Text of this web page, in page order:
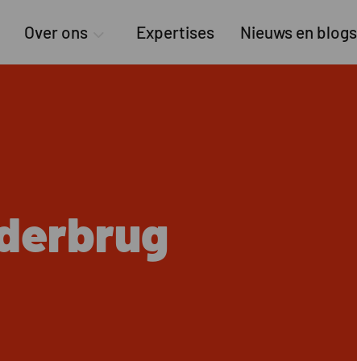
Over ons Expertises Nieuws en blogs